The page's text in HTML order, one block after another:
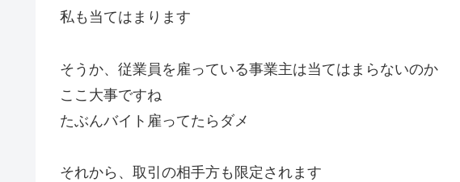
私も当てはまります
そうか、従業員を雇っている事業主は当てはまらないのか
ここ大事ですね
たぶんバイト雇ってたらダメ
それから、取引の相手方も限定されます